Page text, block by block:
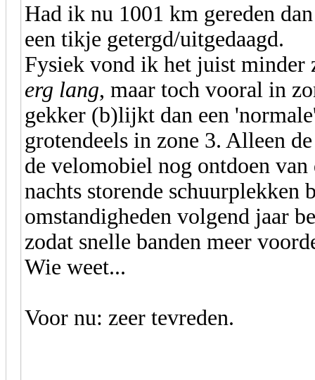
Had ik nu 1001 km gereden
een tikje getergd/uitgedaagd.
Fysiek vond ik het juist
erg lang, maar toch vooral in
gekker (b)lijkt dan een
grotendeels in zone 3. Alleen
de velomobiel nog ontdoen
nachts storende schuurplekken
omstandigheden volgend jaar
zodat snelle banden meer
Wie weet...
Voor nu: zeer tevreden.